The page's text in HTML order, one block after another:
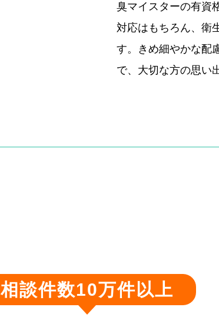
臭マイスターの有資
対応はもちろん、衛
す。きめ細やかな配
で、大切な方の思い
相談件数10万件以上